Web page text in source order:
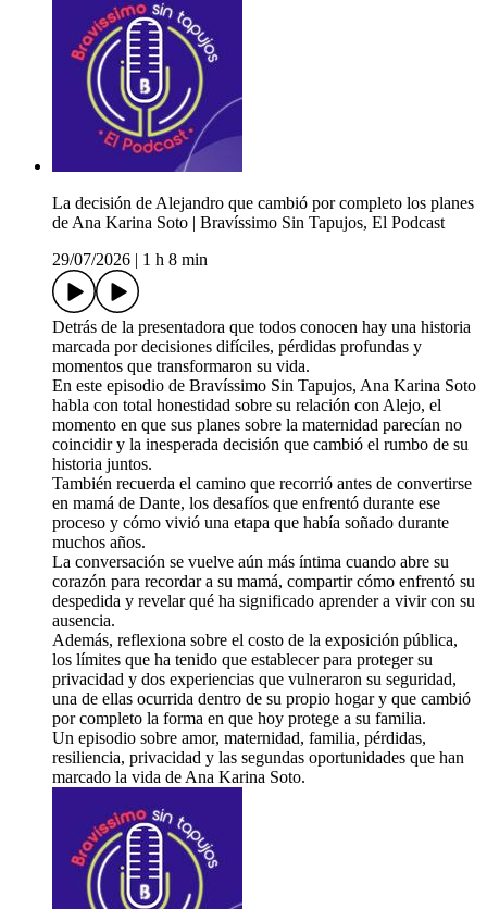
La decisión de Alejandro que cambió por completo los planes
de Ana Karina Soto | Bravíssimo Sin Tapujos, El Podcast
29/07/2026
1 h 8 min
Detrás de la presentadora que todos conocen hay una historia
marcada por decisiones difíciles, pérdidas profundas y
momentos que transformaron su vida.
En este episodio de Bravíssimo Sin Tapujos, Ana Karina Soto
habla con total honestidad sobre su relación con Alejo, el
momento en que sus planes sobre la maternidad parecían no
coincidir y la inesperada decisión que cambió el rumbo de su
historia juntos.
También recuerda el camino que recorrió antes de convertirse
en mamá de Dante, los desafíos que enfrentó durante ese
proceso y cómo vivió una etapa que había soñado durante
muchos años.
La conversación se vuelve aún más íntima cuando abre su
corazón para recordar a su mamá, compartir cómo enfrentó su
despedida y revelar qué ha significado aprender a vivir con su
ausencia.
Además, reflexiona sobre el costo de la exposición pública,
los límites que ha tenido que establecer para proteger su
privacidad y dos experiencias que vulneraron su seguridad,
una de ellas ocurrida dentro de su propio hogar y que cambió
por completo la forma en que hoy protege a su familia.
Un episodio sobre amor, maternidad, familia, pérdidas,
resiliencia, privacidad y las segundas oportunidades que han
marcado la vida de Ana Karina Soto.